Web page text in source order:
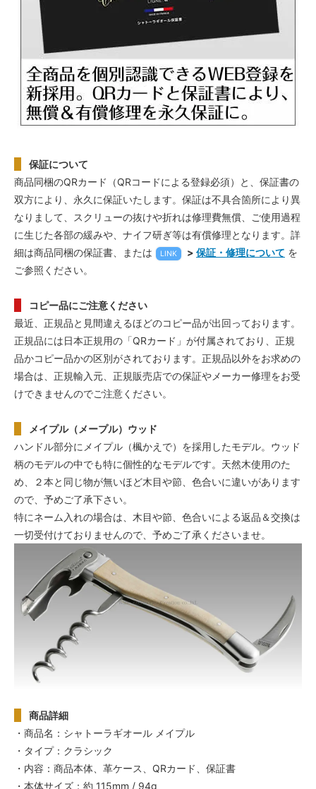
保証について
商品同梱のQRカード（QRコードによる登録必須）と、保証書の
双方により、永久に保証いたします。保証は不具合箇所により異
なりまして、スクリューの抜けや折れは修理費無償、ご使用過程
に生じた各部の緩みや、ナイフ研ぎ等は有償修理となります。詳
細は商品同梱の保証書、または
LINK > 保証・修理について を
ご参照ください。
コピー品にご注意ください
最近、正規品と見間違えるほどのコピー品が出回っております。
正規品には日本正規用の「QRカード」が付属されており、正規
品かコピー品かの区別がされております。正規品以外をお求めの
場合は、正規輸入元、正規販売店での保証やメーカー修理をお受
けできませんのでご注意ください。
メイプル（メープル）ウッド
ハンドル部分にメイプル（楓かえで）を採用したモデル。ウッド
柄のモデルの中でも特に個性的なモデルです。天然木使用のた
め、２本と同じ物が無いほど木目や節、色合いに違いがあります
ので、予めご了承下さい。
特にネーム入れの場合は、木目や節、色合いによる返品＆交換は
一切受付けておりませんので、予めご了承くださいませ。
商品詳細
・商品名：シャトーラギオール メイプル
・タイプ：クラシック
・内容：商品本体、革ケース、QRカード、保証書
・本体サイズ：約 115mm / 94g